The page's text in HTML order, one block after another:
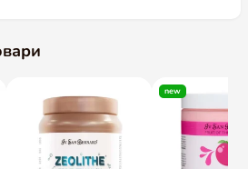
alcohol, cetrimonium chloride,
citric acid, parfum (fragrance),
18050, CI 19140.
мл, 1 л, 3 л